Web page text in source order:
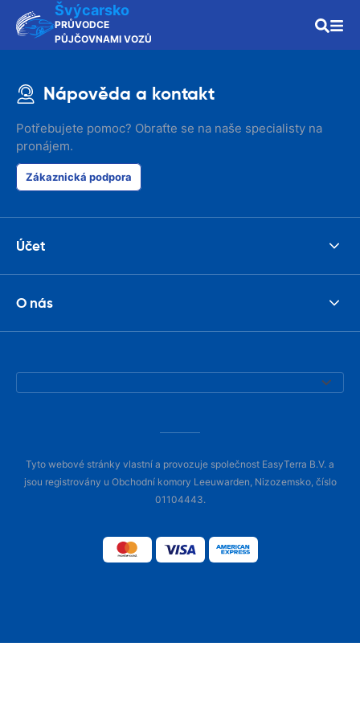
Švýcarsko
PRŮVODCE
PŮJČOVNAMI VOZŮ
Nápověda a kontakt
Potřebujete pomoc? Obraťte se na naše specialisty na
pronájem.
Zákaznická podpora
Účet
O nás
Tyto webové stránky vlastní a provozuje společnost EasyTerra B.V. a
jsou registrovány u Obchodní komory Leeuwarden, Nizozemsko, číslo
01104443.